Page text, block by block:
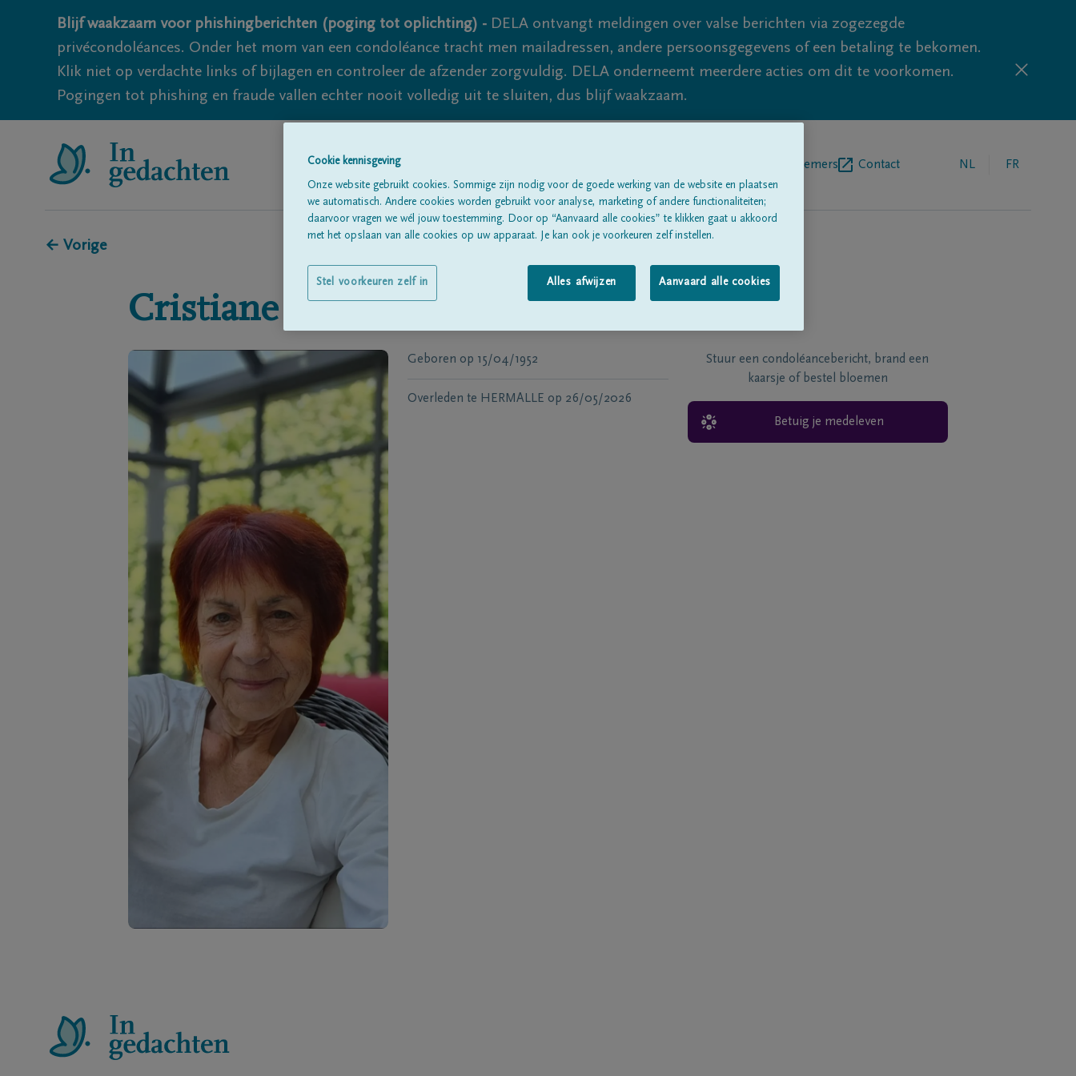
Blijf waakzaam voor phishingberichten (poging tot oplichting) - DELA ontvangt meldingen over valse berichten via zogezegde
privécondoléances. Onder het mom van een condoléance tracht men mailadressen, andere persoonsgegevens of een betaling te bekomen.
Klik niet op verdachte links of bijlagen en controleer de afzender zorgvuldig. DELA onderneemt meerdere acties om dit te voorkomen.
Pogingen tot phishing en fraude vallen echter nooit volledig uit te sluiten, dus blijf waakzaam.
Begrafenisondernemers Contact NL FR
← Vorige
Cristiane DAELMAN
Geboren op 15/04/1952
Overleden te HERMALLE op 26/05/2026
Stuur een condoléancebericht, brand een
kaarsje of bestel bloemen
Betuig je medeleven
Cookie kennisgeving
Onze website gebruikt cookies. Sommige zijn nodig voor de goede werking van de website en plaatsen
we automatisch. Andere cookies worden gebruikt voor analyse, marketing of andere functionaliteiten;
daarvoor vragen we wél jouw toestemming. Door op “Aanvaard alle cookies” te klikken gaat u akkoord
met het opslaan van alle cookies op uw apparaat. Je kan ook je voorkeuren zelf instellen.
Alles afwijzen Aanvaard alle cookies
Stel voorkeuren zelf in